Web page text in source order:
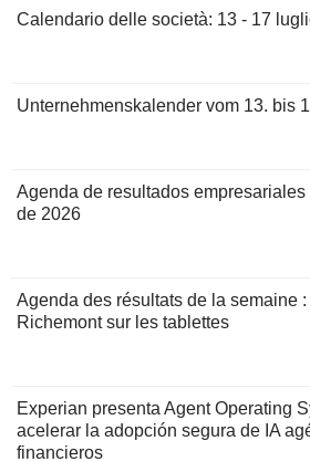
Calendario delle società: 13 - 17
Unternehmenskalender vom 13. bis
Agenda de resultados
de 2026
Agenda des résultats de la semaine
Richemont sur les tablettes
Experian presenta Agent Operating
acelerar la adopción segura de IA
financieros